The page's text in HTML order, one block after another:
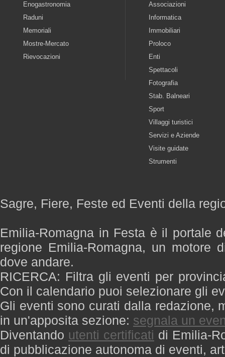
Enogastronomia
Raduni
Memoriali
Mostre-Mercato
Rievocazioni
Associazioni
Informatica
Immobiliari
Proloco
Enti
Spettacoli
Fotografia
Stab. Balneari
Sport
Villaggi turistici
Servizi e Aziende
Visite guidate
Strumenti
Sagre, Fiere, Feste ed Eventi della
Emilia-Romagna in Festa è il portale
regione Emilia-Romagna, un motore
dove andare.
RICERCA: Filtra gli eventi per
Con il calendario puoi selezionare gli
Gli eventi sono curati dalla redazione,
in un'apposita sezione: segnala un
Diventando utenti certificati di Emilia-
di pubblicazione autonoma di eventi,